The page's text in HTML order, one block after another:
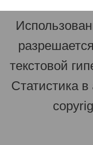
текстовой
Статистика